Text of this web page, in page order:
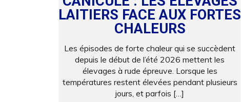
LAITIERS FACE AUX FORTES
CHALEURS
Les épisodes de forte chaleur qui se succèdent
depuis le début de l’été 2026 mettent les
élevages à rude épreuve. Lorsque les
températures restent élevées pendant plusieurs
jours, et parfois […]